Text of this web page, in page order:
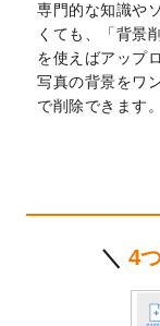
2025/1/15
2024/12/24
専門的な知識や
くても、「背景
を使えばアップ
写真の背景をワ
で削除できます。
＼ 4